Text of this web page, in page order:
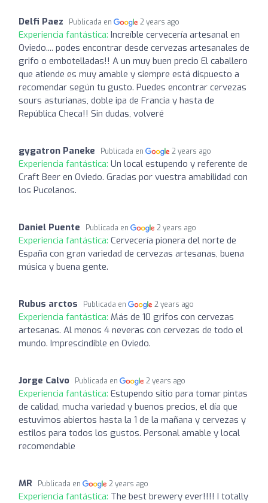
Delfi Paez Publicada en 2 years ago
Experiencia fantástica: Increíble cervecería artesanal en
Oviedo.... podes encontrar desde cervezas artesanales de
grifo o embotelladas!! A un muy buen precio El caballero
que atiende es muy amable y siempre está dispuesto a
recomendar según tu gusto. Puedes encontrar cervezas
sours asturianas, doble ipa de Francia y hasta de
República Checa!! Sin dudas, volveré
gygatron Paneke Publicada en 2 years ago
Experiencia fantástica: Un local estupendo y referente de
Craft Beer en Oviedo. Gracias por vuestra amabilidad con
los Pucelanos.
Daniel Puente Publicada en 2 years ago
Experiencia fantástica: Cervecería pionera del norte de
España con gran variedad de cervezas artesanas, buena
música y buena gente.
Rubus arctos Publicada en 2 years ago
Experiencia fantástica: Más de 10 grifos con cervezas
artesanas. Al menos 4 neveras con cervezas de todo el
mundo. Imprescindible en Oviedo.
Jorge Calvo Publicada en 2 years ago
Experiencia fantástica: Estupendo sitio para tomar pintas
de calidad, mucha variedad y buenos precios, el día que
estuvimos abiertos hasta la 1 de la mañana y cervezas y
estilos para todos los gustos. Personal amable y local
recomendable
MR Publicada en 2 years ago
Experiencia fantástica: The best brewery ever!!!! I totally